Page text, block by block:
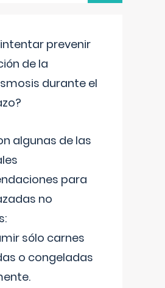
prevenir
de la
durante el
algunas de las
para
no
sólo carnes
o congeladas